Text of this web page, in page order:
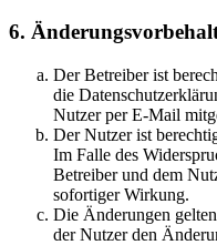
6.
Der Betreiber ist
die
Nutzer per E-Mail
Der Nutzer ist
Im Falle des
Betreiber und dem
sofortiger Wirkung.
Die Änderungen
der Nutzer den